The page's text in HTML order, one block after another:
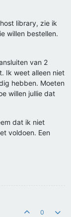
library, zie ik
willen bestellen.
van 2
Ik weet alleen niet
hebben. Moeten
willen jullie dat
dat ik niet
voldoen. Een
0